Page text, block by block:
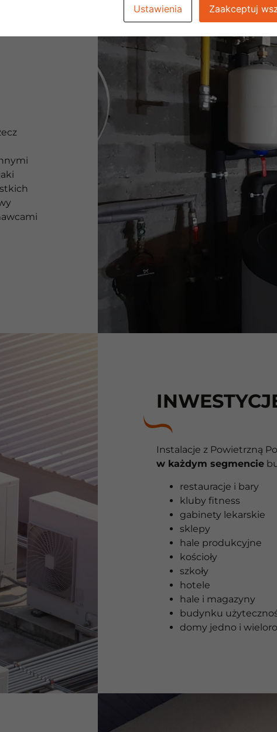
Instalacje z Powietrzną
w każdym segmencie
restauracje i bary
kluby fitness
gabinety lekarskie
sklepy
hale produkcyjne
kościoły
szkoły
hotele
hale i magazyny
budynku
domy jedno i
Ustawienia Zaakceptuj